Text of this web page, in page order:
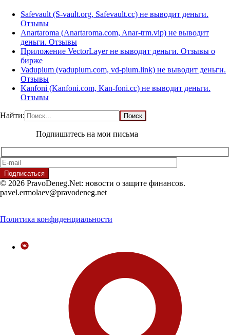
Safevault (S-vault.org, Safevault.cc) не выводит деньги.
Отзывы
Anartaroma (Anartaroma.com, Anar-trm.vip) не выводит
деньги. Отзывы
Приложение VectorLayer не выводит деньги. Отзывы о
бирже
Vadupium (vadupium.com, vd-pium.link) не выводит деньги.
Отзывы
Kanfoni (Kanfoni.com, Kan-foni.cc) не выводит деньги.
Отзывы
Найти:
Подпишитесь на мои письма
© 2026 PravoDeneg.Net: новости о защите финансов.
pavel.ermolaev@pravodeneg.net
Политика конфиденциальности